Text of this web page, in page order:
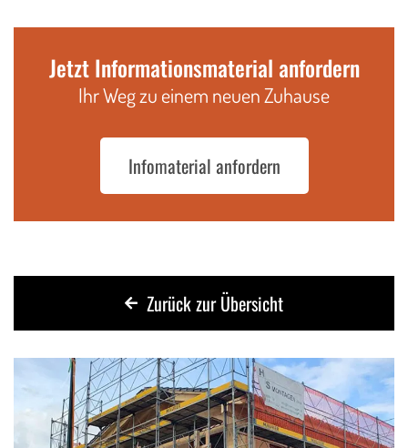
Jetzt Informationsmaterial anfordern
Ihr Weg zu einem neuen Zuhause
Infomaterial anfordern
Zurück zur Übersicht